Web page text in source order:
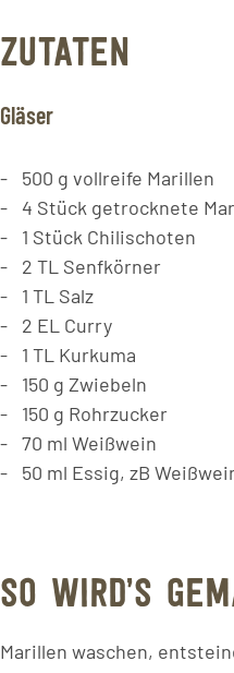
ZUTATEN
Gläser
500 g vollreife Marillen
4 Stück getrocknete
1 Stück Chilischoten
2 TL Senfkörner
1 TL Salz
2 EL Curry
1 TL Kurkuma
150 g Zwiebeln
150 g Rohrzucker
70 ml Weißwein
50 ml Essig, zB
SO WIRD’S
Marillen waschen,